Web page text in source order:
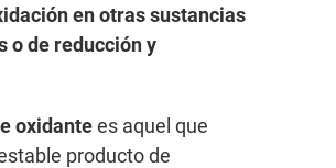
en otras sustancias
o de reducción y
oxidantees aquel que
producto de